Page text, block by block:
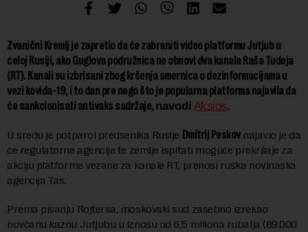
Zvanični Kremlj je zapretio da će zabraniti video platformu Jutjub u
celoj Rusiji, ako Guglova podružnica ne obnovi dva kanala Raša Tudeja
(RT). Kanali su izbrisani zbog kršenja smernica o dezinformacijama u
vezi kovida-19, i to dan pre nego što je popularna platforma najavila da
će sankcionisati antivaks sadržaje, navodi Aksios.
U sredu je potparol predsenika Rusije Dmitrij Peskovnajavio je da
će regulatorne agencije te zemlje ispitati moguće prekršaje za
akciju platforme vezane za kanale RT, prenosi ruska novinaska
agencija Tas.
Prema pisanju Rojtersa, moskovski sud zasebno izrekao
novčanu kaznu Jutjubu u iznosu od 6,5 miliona rubalja (89.000